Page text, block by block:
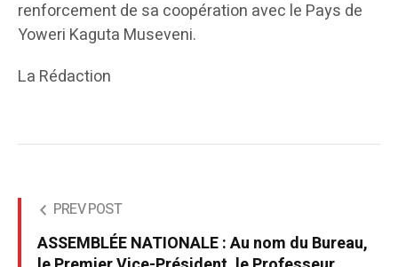
renforcement de sa coopération avec le Pays de
Yoweri Kaguta Museveni.
La Rédaction
PREV POST
ASSEMBLÉE NATIONALE : Au nom du Bureau,